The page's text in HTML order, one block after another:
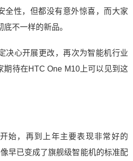
全性，但都没有意外惊喜，而大家
不一样的新品。
决心开展更改，再次为智能机行业
期待在HTC One M10上可以见到这
始，再到上年主要表现非常好的
早已变成了旗舰级智能机的标准配